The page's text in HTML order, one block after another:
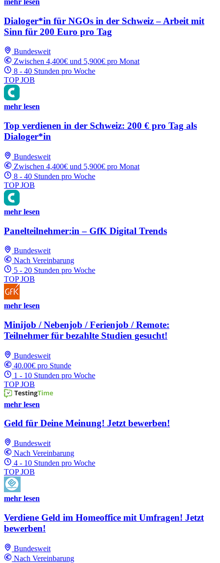
mehr lesen
Dialoger*in für NGOs in der Schweiz – Arbeit mit
Sinn für 200 Euro pro Tag
Bundesweit
Zwischen 4,400€ und 5,900€ pro Monat
8 - 40 Stunden pro Woche
TOP JOB
mehr lesen
Top verdienen in der Schweiz: 200 € pro Tag als
Dialoger*in
Bundesweit
Zwischen 4,400€ und 5,900€ pro Monat
8 - 40 Stunden pro Woche
TOP JOB
mehr lesen
Panelteilnehmer:in – GfK Digital Trends
Bundesweit
Nach Vereinbarung
5 - 20 Stunden pro Woche
TOP JOB
mehr lesen
Minijob / Nebenjob / Ferienjob / Remote:
Teilnehmer für bezahlte Studien gesucht!
Bundesweit
40.00€ pro Stunde
1 - 10 Stunden pro Woche
TOP JOB
mehr lesen
Geld für Deine Meinung! Jetzt bewerben!
Bundesweit
Nach Vereinbarung
4 - 10 Stunden pro Woche
TOP JOB
mehr lesen
Verdiene Geld im Homeoffice mit Umfragen! Jetzt
bewerben!
Bundesweit
Nach Vereinbarung